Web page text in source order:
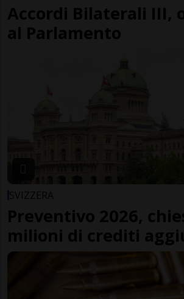
Accordi Bilaterali III,
al Parlamento
SVIZZERA
Preventivo 2026,
milioni di crediti